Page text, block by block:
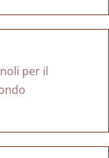
per il